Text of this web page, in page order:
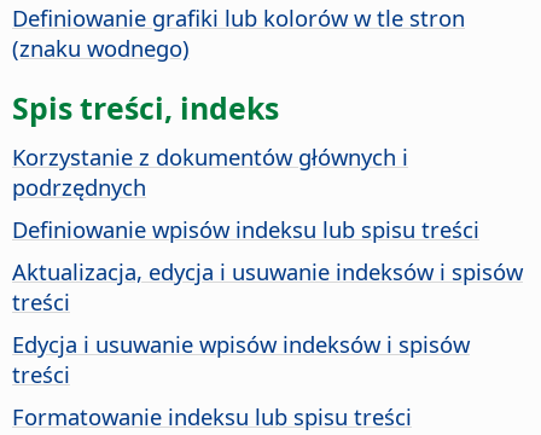
Definiowanie grafiki lub kolorów w tle stron
(znaku wodnego)
Spis treści, indeks
Korzystanie z dokumentów głównych i
podrzędnych
Definiowanie wpisów indeksu lub spisu treści
Aktualizacja, edycja i usuwanie indeksów i spisów
treści
Edycja i usuwanie wpisów indeksów i spisów
treści
Formatowanie indeksu lub spisu treści